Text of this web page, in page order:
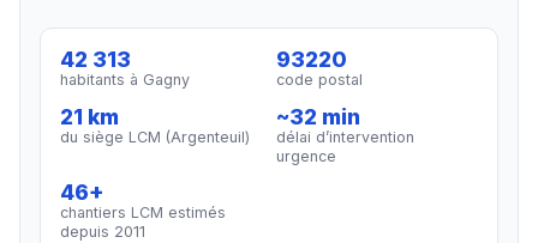
42 313
habitants à Gagny
93220
code postal
21 km
du siège LCM (Argenteuil)
~32 min
délai d’intervention
urgence
46+
chantiers LCM estimés
depuis 2011